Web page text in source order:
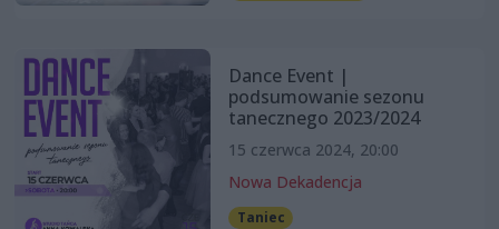
Dance Event |
podsumowanie sezonu
tanecznego 2023/2024
15 czerwca 2024, 20:00
Nowa Dekadencja
Taniec